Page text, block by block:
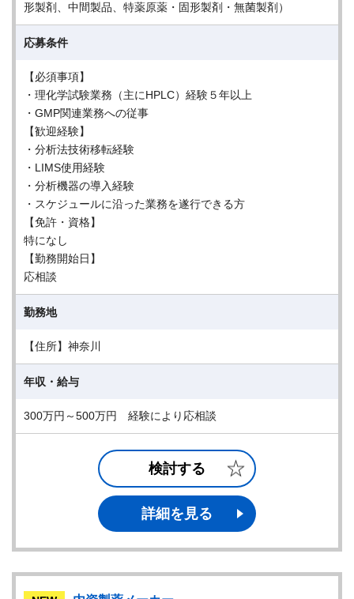
形製剤、中間製品、特薬原薬・固形製剤・無菌製剤）
応募条件
【必須事項】
・理化学試験業務（主にHPLC）経験５年以上
・GMP関連業務への従事
【歓迎経験】
・分析法技術移転経験
・LIMS使用経験
・分析機器の導入経験
・スケジュールに沿った業務を遂行できる方
【免許・資格】
特になし
【勤務開始日】
応相談
勤務地
【住所】神奈川
年収・給与
300万円～500万円 経験により応相談
検討する
詳細を見る